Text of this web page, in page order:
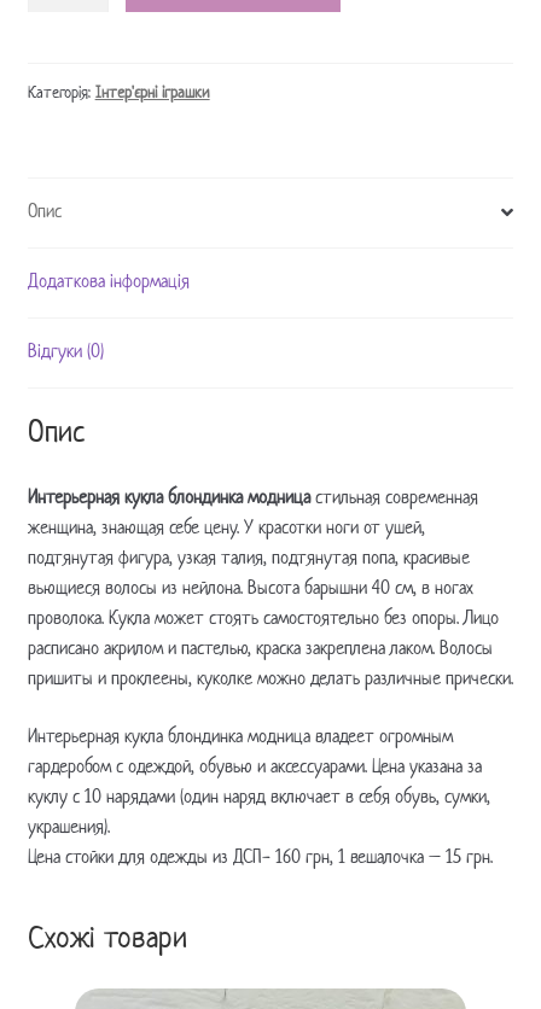
кількість
Категорія: Інтер'єрні іграшки
Опис
Додаткова інформація
Відгуки (0)
Опис
Интерьерная кукла блондинка модницастильная современная
женщина, знающая себе цену. У красотки ноги от ушей,
подтянутая фигура, узкая талия, подтянутая попа, красивые
вьющиеся волосы из нейлона. Высота барышни 40 см, в ногах
проволока. Кукла может стоять самостоятельно без опоры. Лицо
расписано акрилом и пастелью, краска закреплена лаком. Волосы
пришиты и проклеены, куколке можно делать различные прически.
Интерьерная кукла блондинка модница владеет огромным
гардеробом с одеждой, обувью и аксессуарами. Цена указана за
куклу с 10 нарядами (один наряд включает в себя обувь, сумки,
украшения).
Цена стойки для одежды из ДСП- 160 грн, 1 вешалочка – 15 грн.
Схожі товари